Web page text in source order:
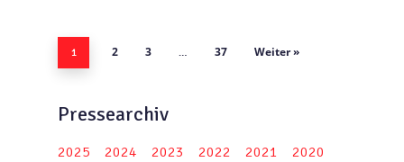
1 2 3 … 37 Weiter »
Pressearchiv
2025 2024 2023 2022 2021
2020